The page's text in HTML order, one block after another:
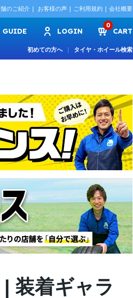
のご紹介 お客様の声 ご利用規約 会社概要
GUIDE LOGIN
0
CART
初めての方へ タイヤ・ホイール検索
装着ギャラ